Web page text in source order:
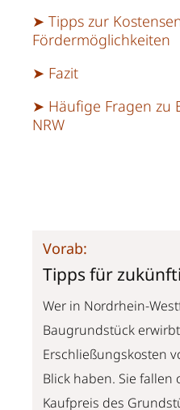
➤Tipps zur
Fördermöglichkeiten
➤ Fazit
➤ Häufige Fragen zu
NRW
Vorab:
Tipps für
Wer in Nordrhein-
Baugrundstück
Erschließungskosten
Blick haben. Sie fallen
Kaufpreis des